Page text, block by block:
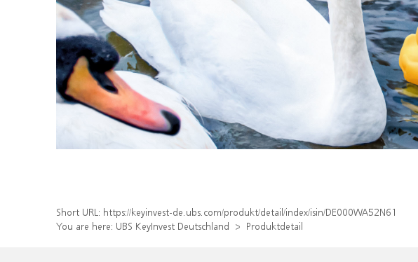
Short URL: https://keyinvest-de.ubs.com/produkt/detail/index/isin/DE000WA52N61
You are here: UBS KeyInvest Deutschland Produktdetail